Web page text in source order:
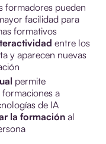
formadores pueden
facilidad para
formativos
entre los
y aparecen nuevas
permite
a
de IA
la formación al